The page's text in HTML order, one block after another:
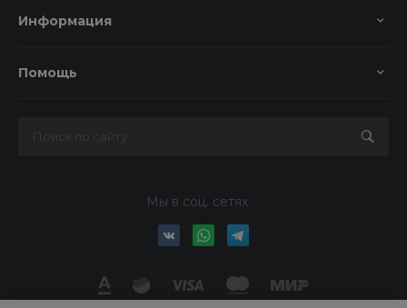
Информация
Помощь
Мы в соц. сетях